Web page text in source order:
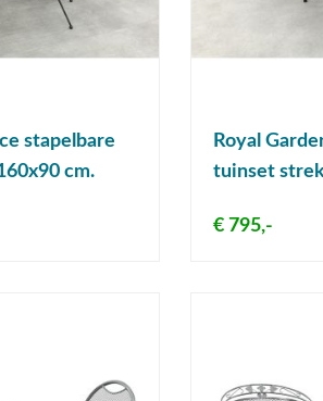
stapelbare
cm.
Royal
tuinset
€ 795,-